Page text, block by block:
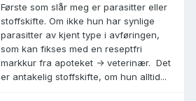
Første som slår meg er parasitter eller
stoffskifte. Om ikke hun har synlige
parasitter av kjent type i avføringen,
som kan fikses med en reseptfri
markkur fra apoteket -> veterinær. Det
er antakelig stoffskifte, om hun alltid...